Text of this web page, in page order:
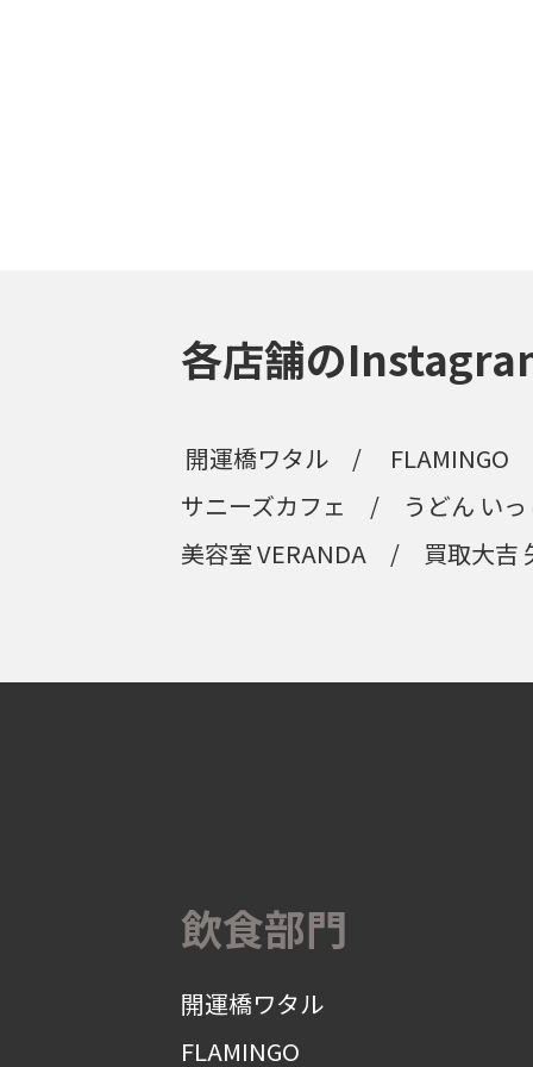
各店舗の
開運橋ワタル
FLAMINGO
サニーズカフェ
うどん い
美容室 VERANDA
買取大吉
飲食部門
開運橋ワタル
FLAMINGO